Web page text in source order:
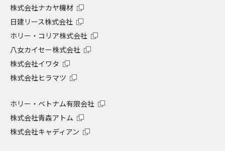
株式会社ナカヤ機材
日建リース株式会社
ホリー・コリア株式会社
八女カイセー株式会社
株式会社イワタ
株式会社ヒラマツ
ホリー・ベトナム有限会社
株式会社青森アトム
株式会社キャディアン